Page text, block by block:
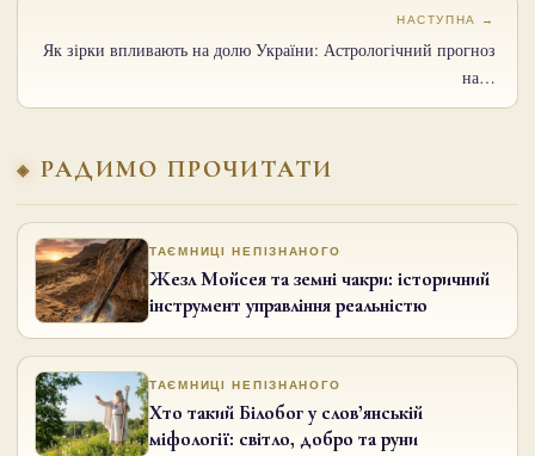
НАСТУПНА →
Як зірки впливають на долю України: Астрологічний прогноз
на…
РАДИМО ПРОЧИТАТИ
ТАЄМНИЦІ НЕПІЗНАНОГО
Жезл Мойсея та земні чакри: історичний
інструмент управління реальністю
ТАЄМНИЦІ НЕПІЗНАНОГО
Хто такий Білобог у слов’янській
міфології: світло, добро та руни